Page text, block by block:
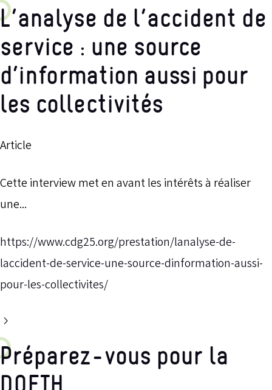
L’analyse de l’accident de
service : une source
d’information aussi pour
les collectivités
Article
Cette interview met en avant les intérêts à réaliser
une...
https://www.cdg25.org/prestation/lanalyse-de-
laccident-de-service-une-source-dinformation-aussi-
pour-les-collectivites/
Préparez-vous pour la